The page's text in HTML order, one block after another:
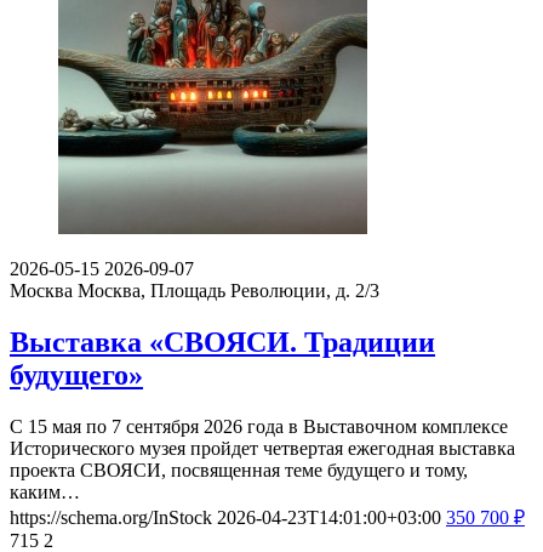
2026-05-15 2026-09-07
Москва Москва, Площадь Революции, д. 2/3
Выставка «СВОЯСИ. Традиции
будущего»
С 15 мая по 7 сентября 2026 года в Выставочном комплексе
Исторического музея пройдет четвертая ежегодная выставка
проекта СВОЯСИ, посвященная теме будущего и тому,
каким…
https://schema.org/InStock 2026-04-23T14:01:00+03:00 350 700 ₽
715 2